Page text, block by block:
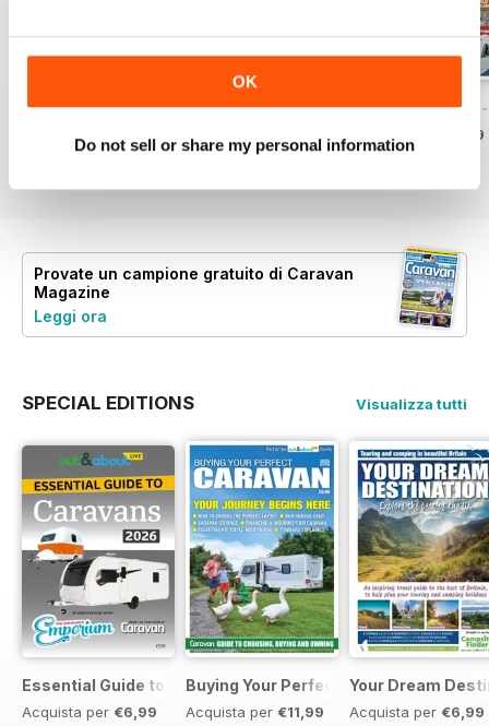
OK
Do not sell or share my personal information
Caravan - Summer 2026Family fun road trips - Caravan July
Coastal Charms
€6,99
Provate un campione gratuito di Caravan
Magazine
Leggi ora
SPECIAL EDITIONS Visualizza tutti
Essential Guide to Caravans 2026
Acquista per €6,99
Buying Your Perfect Caravan 2025
Acquista per €11,99
Your Dream
Acquista per €6,99